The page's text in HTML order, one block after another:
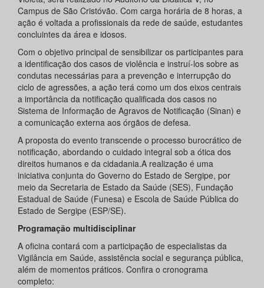
Campus de São Cristóvão. Com carga horária de 8 horas, a
ação é voltada a profissionais da rede de saúde, estudantes
concluintes da área e idosos.
Com o objetivo principal de sensibilizar os participantes para
a identificação dos casos de violência e instruí-los sobre as
condutas necessárias para a prevenção e interrupção do
ciclo de agressões, a ação terá como um dos eixos centrais
a importância da notificação qualificada dos casos no
Sistema de Informação de Agravos de Notificação (Sinan) e
a comunicação externa aos órgãos de defesa.
A proposta do evento transcende o processo burocrático de
notificação, abordando o cuidado integral sob a ótica dos
direitos humanos e da cidadania.A realização é uma
iniciativa conjunta do Governo do Estado de Sergipe, por
meio da Secretaria de Estado da Saúde (SES), Fundação
Estadual de Saúde (Funesa) e Escola de Saúde Pública do
Estado de Sergipe (ESP/SE).
Programação multidisciplinar
A oficina contará com a participação de especialistas da
Vigilância em Saúde, assistência social e segurança pública,
além de momentos práticos. Confira o cronograma
completo: